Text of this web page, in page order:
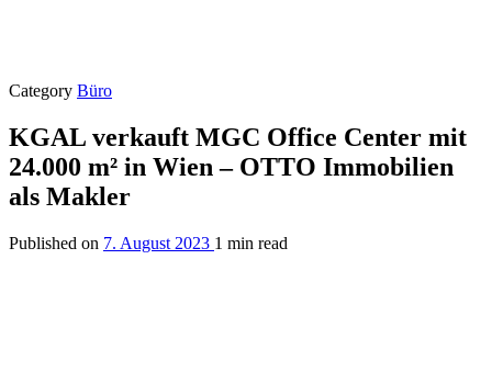
Category Büro
KGAL verkauft MGC Office Center mit
24.000 m² in Wien – OTTO Immobilien
als Makler
Published on 7. August 2023 1 min read